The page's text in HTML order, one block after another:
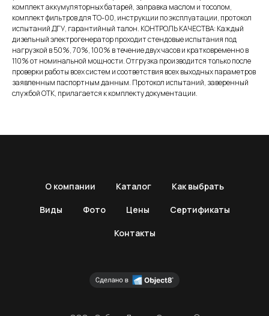
комплект аккумуляторных батарей, заправка маслом и тосолом,
комплект фильтров для ТО-00, инструкции по эксплуатации, протокол
испытаний ДГУ, гарантийный талон. КОНТРОЛЬ КАЧЕСТВА: Каждый
дизельный электрогенератор проходит стендовые испытания под
нагрузкой в 50%, 70%, 100% в течение двух часов и кратковременно в
110% от номинальной мощности. Отгрузка производится только после
проверки работы всех систем и соответствия всех выходных параметров
заявленным паспортным данным. Протокол испытаний, заверенный
службой ОТК, прилагается к комплекту документации.
О компании Каталог Как выбрать
Виды Фото Цены Сертификаты
Контакты